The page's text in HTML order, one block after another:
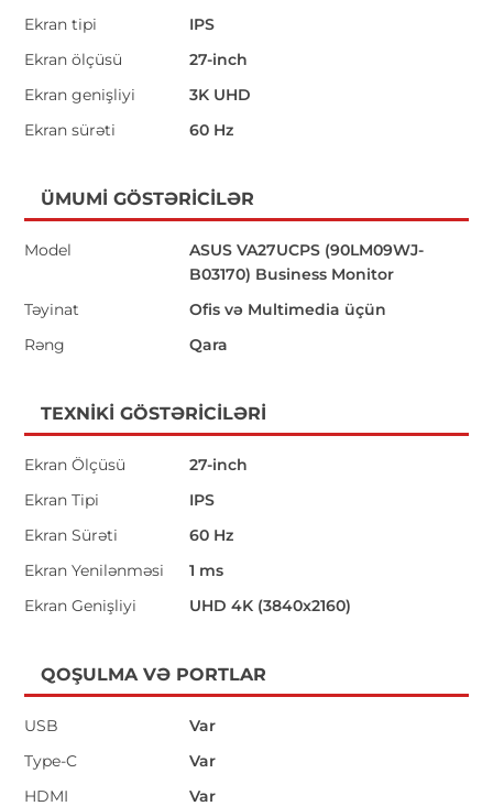
Ekran tipi
IPS
Ekran ölçüsü
27-inch
Ekran genişliyi
3K UHD
Ekran sürəti
60 Hz
ÜMUMI GÖSTƏRICILƏR
Model
ASUS VA27UCPS (90LM09WJ-
B03170) Business Monitor
Təyinat
Ofis və Multimedia üçün
Rəng
Qara
TEXNIKI GÖSTƏRICILƏRI
Ekran Ölçüsü
27-inch
Ekran Tipi
IPS
Ekran Sürəti
60 Hz
Ekran Yenilənməsi
1 ms
Ekran Genişliyi
UHD 4K (3840x2160)
QOŞULMA VƏ PORTLAR
USB
Var
Type-C
Var
HDMI
Var